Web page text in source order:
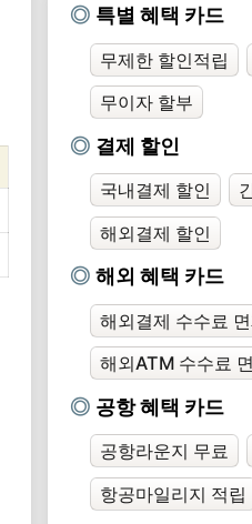
특별 혜택 카드
무제한 할인적립
무이자 할부
결제 할인
국내결제 할인
해외결제 할인
해외 혜택 카드
해외결제 수수료
해외ATM 수수료
공항 혜택 카드
공항라운지 무료
항공마일리지 적립